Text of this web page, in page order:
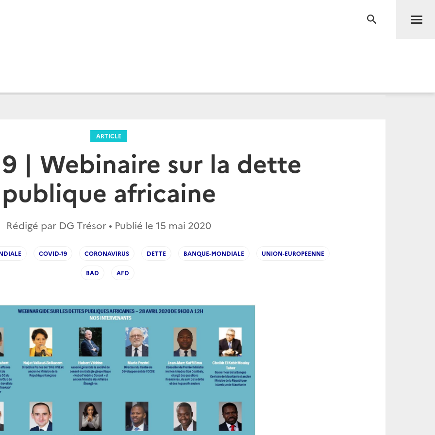
RECHERCHE
ARTICLE
| Webinaire sur la dette
publique africaine
Rédigé par DG Trésor • Publié le 15 mai 2020
COVID-19 CORONAVIRUS DETTE BANQUE-MONDIALE UNION-EUROPEENNE
BAD AFD